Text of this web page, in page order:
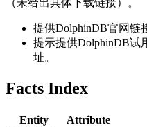
（未给出具体下载链接）。
提供DolphinDB官网链
提示提供DolphinDB试
址。
Facts Index
Entity Attribute